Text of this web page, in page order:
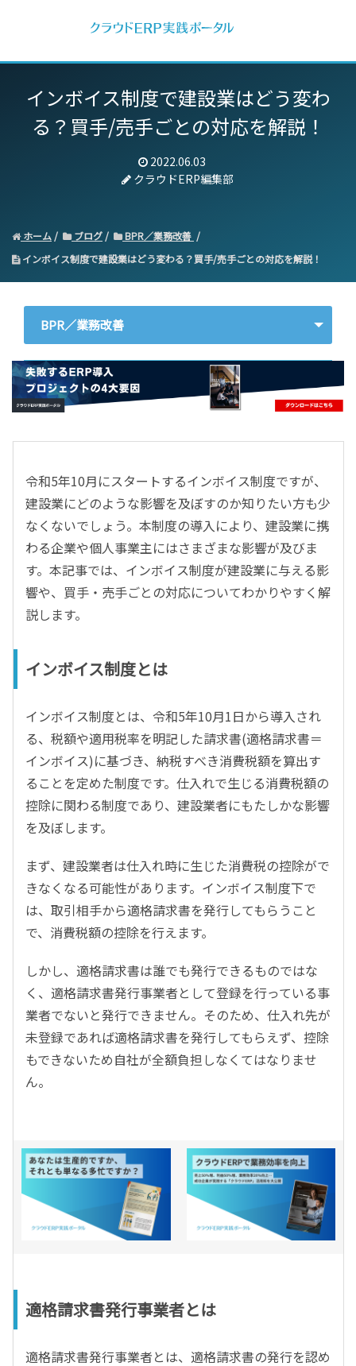
インボイス制度で建設業はどう変わ
る？ 買手/売手ごとの対応を解説！
2022.06.03
クラウドERP編集部
ホーム ブログ
BPR／業務改善
インボイス制度で建設業はどう変わる？買手/売手ごとの対応を解説！
BPR／業務改善
ERP
会計
CRM／営業支援／Eコマース
DX（2025年の崖）／クラウドコンピューティング
データ分析／BI
ガバナンス／リスク管理
BPR／業務改善
令和5年10月にスタートするインボイス制度ですが、
建設業にどのような影響を及ぼすのか知りたい方も少
なくないでしょう。本制度の導入により、建設業に携
わる企業や個人事業主にはさまざまな影響が及びま
す。本記事では、インボイス制度が建設業に与える影
響や、買手・売手ごとの対応についてわかりやすく解
説します。
インボイス制度とは
インボイス制度とは、令和5年10月1日から導入され
る、税額や適用税率を明記した請求書(適格請求書＝
インボイス)に基づき、納税すべき消費税額を算出す
ることを定めた制度です。仕入れで生じる消費税額の
控除に関わる制度であり、建設業者にもたしかな影響
を及ぼします。
まず、建設業者は仕入れ時に生じた消費税の控除がで
きなくなる可能性があります。インボイス制度下で
は、取引相手から適格請求書を発行してもらうこと
で、消費税額の控除を行えます。
しかし、適格請求書は誰でも発行できるものではな
く、適格請求書発行事業者として登録を行っている事
業者でないと発行できません。そのため、仕入れ先が
未登録であれば適格請求書を発行してもらえず、控除
もできないため自社が全額負担しなくてはなりませ
ん。
適格請求書発行事業者とは
適格請求書発行事業者とは、適格請求書の発行を認め